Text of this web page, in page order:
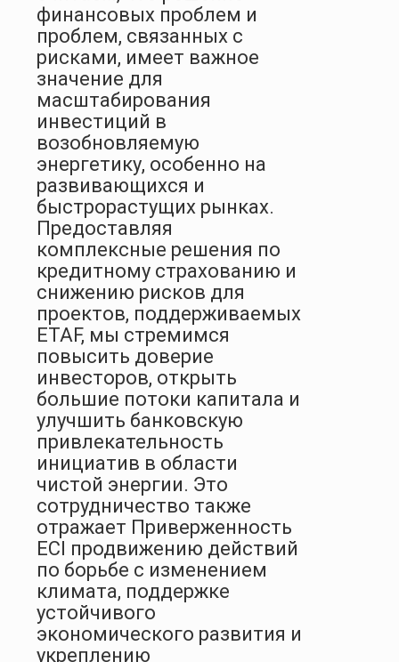
финансовых проблем и
проблем, связанных с
рисками, имеет важное
значение для
масштабирования
инвестиций в
возобновляемую
энергетику, особенно на
развивающихся и
быстрорастущих рынках.
Предоставляя
комплексные решения по
кредитному страхованию и
снижению рисков для
проектов, поддерживаемых
ETAF, мы стремимся
повысить доверие
инвесторов, открыть
большие потоки капитала и
улучшить банковскую
привлекательность
инициатив в области
чистой энергии. Это
сотрудничество также
отражает Приверженность
ECI продвижению действий
по борьбе с изменением
климата, поддержке
устойчивого
экономического развития и
укреплению